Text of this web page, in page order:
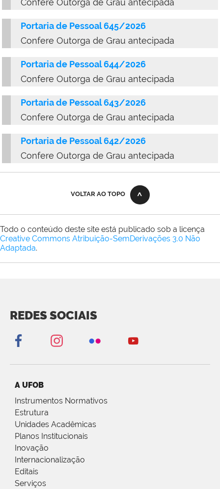
Portaria de Pessoal 645/2026
Confere Outorga de Grau antecipada
Portaria de Pessoal 644/2026
Confere Outorga de Grau antecipada
Portaria de Pessoal 643/2026
Confere Outorga de Grau antecipada
Portaria de Pessoal 642/2026
Confere Outorga de Grau antecipada
VOLTAR AO TOPO
Todo o conteúdo deste site está publicado sob a licença
Creative Commons Atribuição-SemDerivações 3.0 Não
Adaptada.
REDES SOCIAIS
A UFOB
Instrumentos Normativos
Estrutura
Unidades Acadêmicas
Planos Institucionais
Inovação
Internacionalização
Editais
Serviços